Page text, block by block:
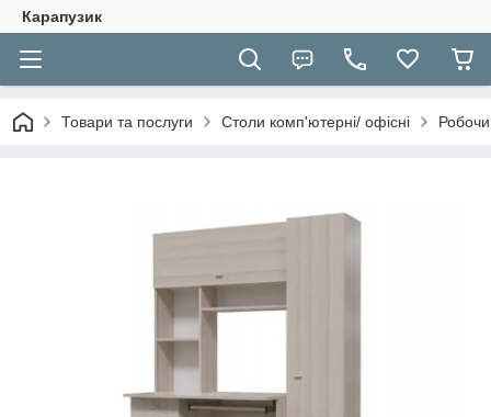
Карапузик
Товари та послуги Столи комп'ютерні/ офісні